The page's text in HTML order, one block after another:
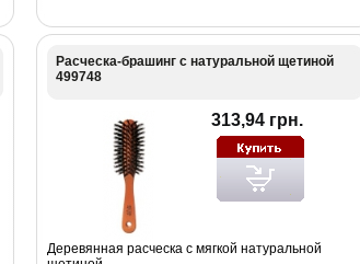
Расческа-брашинг с натуральной щетиной
499748
313,94 грн.
Деревянная расческа с мягкой натуральной